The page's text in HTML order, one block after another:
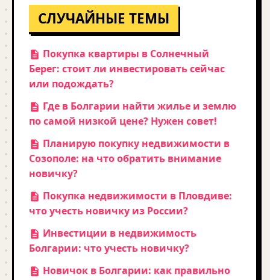
СЛУЧАЙНЫЕ ТЕМЫ
Покупка квартиры в Солнечный
Берег: стоит ли инвестировать сейчас
или подождать?
Где в Болгарии найти жилье и землю
по самой низкой цене? Нужен совет!
Планирую покупку недвижимости в
Созополе: на что обратить внимание
новичку?
Покупка недвижимости в Пловдиве:
что учесть новичку из России?
Инвестиции в недвижимость
Болгарии: что учесть новичку?
Новичок в Болгарии: как правильно